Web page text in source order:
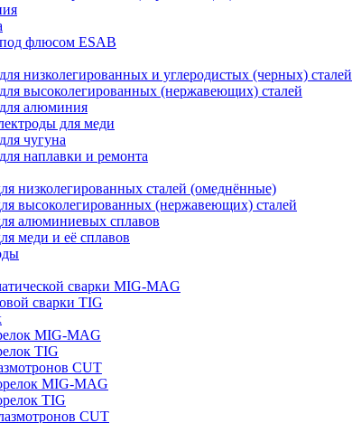
флюсом ESAB
низколегированных и углеродистых (черных) сталей
высоколегированных (нержавеющих) сталей
алюминия
для меди
чугуна
наплавки и ремонта
низколегированных сталей (омеднённые)
высоколегированных (нержавеющих) сталей
алюминиевых сплавов
меди и её сплавов
сварки MIG-MAG
сварки TIG
MIG-MAG
TIG
CUT
MIG-MAG
TIG
CUT